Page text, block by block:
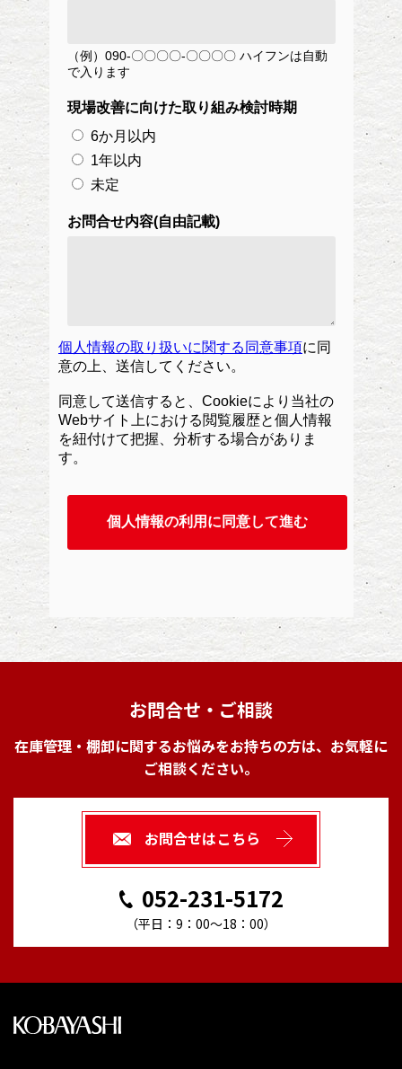
お問合せ・ご相談
在庫管理・棚卸に関するお悩みをお持ちの方は、お気軽に
ご相談ください。
お問合せはこちら
052-231-5172
（平日：9：00～18：00）